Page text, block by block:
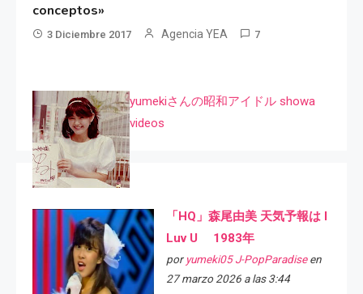
conceptos»
3 Diciembre 2017 Agencia YEA 7
yumekiさんの昭和アイドル showa
videos
「HQ」森尾由美 天気予報は I
Luv U 1983年
por yumeki05 J-PopParadiseen
27 marzo 2026 a las 3:44